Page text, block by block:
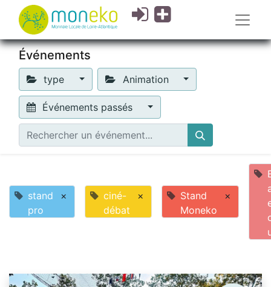
Événements
type Animation
Événements passés
stand
pro
×
ciné-
débat
×
Stand
Moneko
×